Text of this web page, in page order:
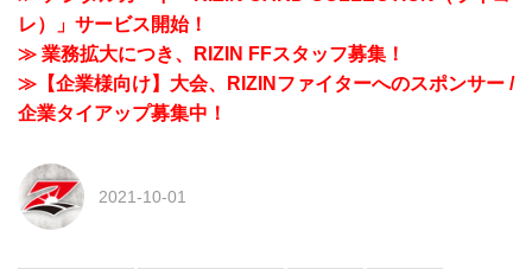
レ）」サービス開始！
≫ 業務拡大につき、RIZIN FFスタッフ募集！
≫【企業様向け】大会、RIZINファイターへのスポンサー /
企業タイアップ募集中！
2021-10-01